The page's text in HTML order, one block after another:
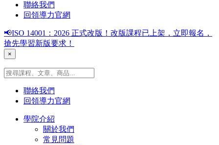
聯絡我們
回領導力官網
📢ISO 14001：2026 正式改版！改版課程已上架，立即報名，
搶先學習新版要求！
×
聯絡我們
回領導力官網
學院介紹
關於我們
常見問題